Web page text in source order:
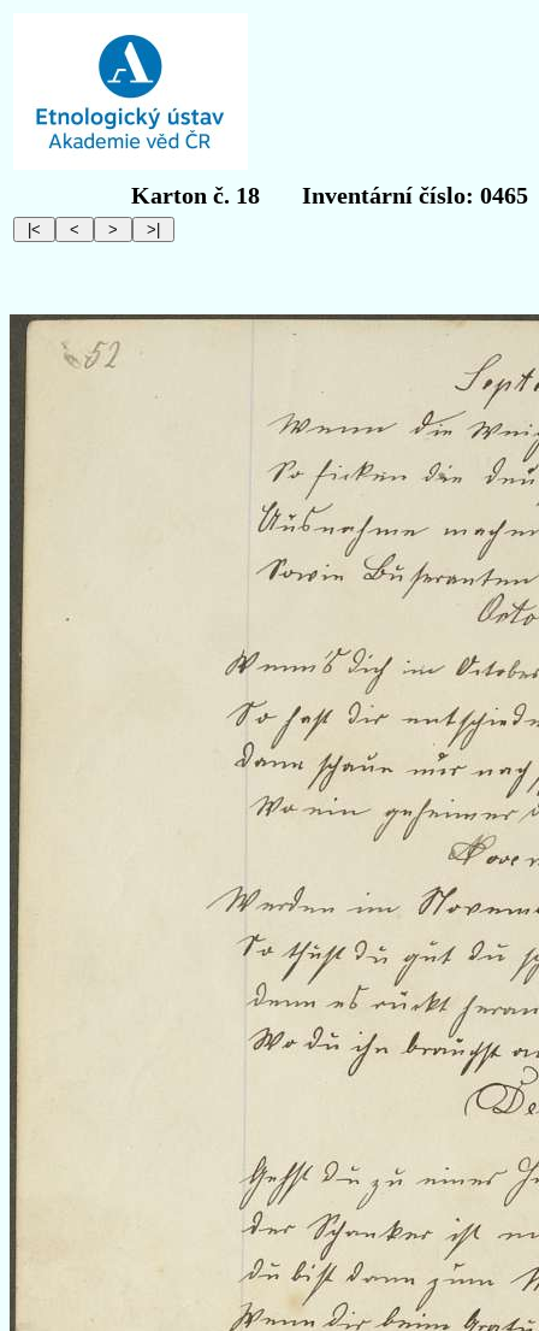
Karton č. 18 Inventární číslo: 0465